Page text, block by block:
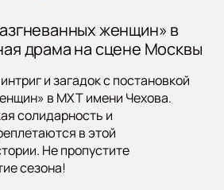
женщин» в
драма на сцене Москвы
и загадок с постановкой
в МХТ имени Чехова.
солидарность и
в этой
Не пропустите
сезона!